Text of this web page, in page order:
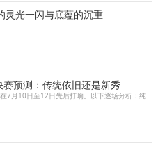
光一闪与底蕴的沉重
预测：传统依旧还是新秀
7月10日至12日先后打响。以下逐场分析：纯